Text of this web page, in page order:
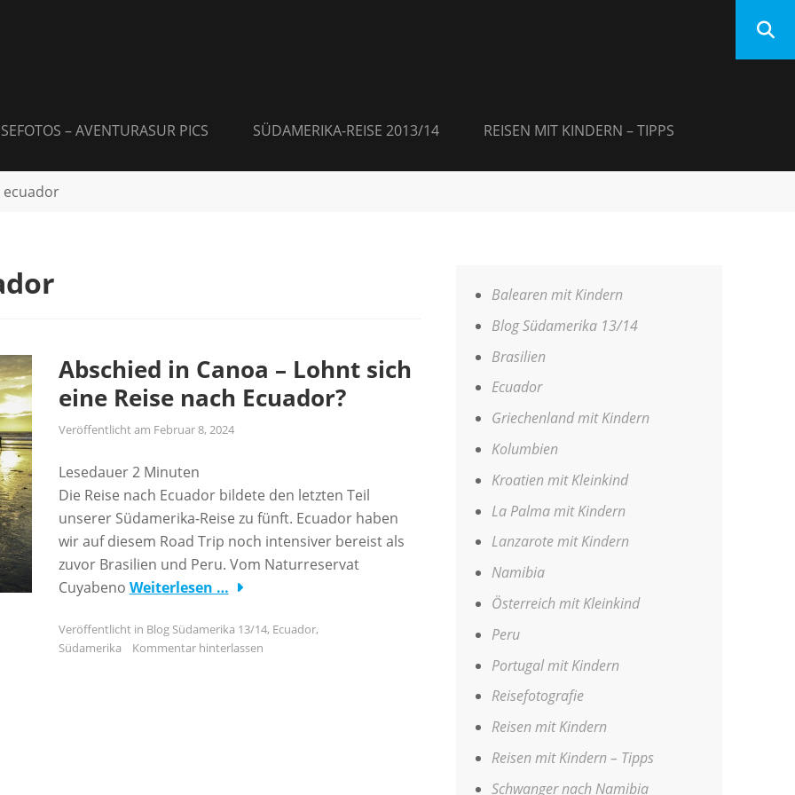
– AVENTURASUR PICS SÜDAMERIKA-REISE 2013/14 REISEN MIT KINDERN – TIPPS
ecuador
Abschied in Canoa – Lohnt sich
eine Reise nach Ecuador?
Veröffentlicht am Februar 8, 2024
Lesedauer 2 Minuten
Die Reise nach Ecuador bildete den letzten Teil
unserer Südamerika-Reise zu fünft. Ecuador haben
wir auf diesem Road Trip noch intensiver bereist als
zuvor Brasilien und Peru. Vom Naturreservat
Cuyabeno Weiterlesen …
Veröffentlicht in Blog Südamerika 13/14, Ecuador,
Südamerika
Kommentar hinterlassen
Balearen mit Kindern
Blog Südamerika 13/14
Brasilien
Ecuador
Griechenland mit Kindern
Kolumbien
Kroatien mit Kleinkind
La Palma mit Kindern
Lanzarote mit Kindern
Namibia
Österreich mit Kleinkind
Peru
Portugal mit Kindern
Reisefotografie
Reisen mit Kindern
Reisen mit Kindern – Tipps
Schwanger nach Namibia